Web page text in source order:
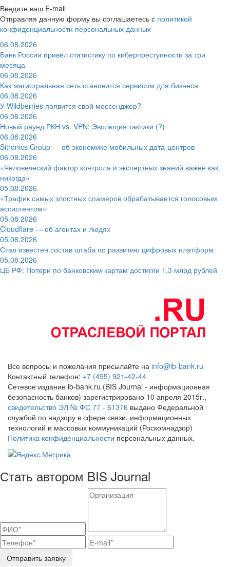
Введите ваш E-mail
Отправляя данную форму вы соглашаетесь с политикой
конфиденциальности персональных данных
06.08.2026
Банк России привёл статистику по киберпреступности за три
месяца
06.08.2026
Как магистральная сеть становится сервисом для бизнеса
06.08.2026
У Wildberries появится свой мессенджер?
06.08.2026
Новый раунд РКН vs. VPN: Эволюция тактики (?)
06.08.2026
Sitronics Group — об экономике мобильных дата-центров
06.08.2026
«Человеческий фактор контроля и экспертных знаний важен как
никогда»
05.08.2026
«Трафик самых злостных спамеров обрабатывается голосовым
ассистентом»
05.08.2026
Cloudflare — об агентах и людях
05.08.2026
Стал известен состав штаба по развитию цифровых платформ
05.08.2026
ЦБ РФ: Потери по банковским картам достигли 1,3 млрд рублей
Все вопросы и пожелания присылайте на info@ib-bank.ru
Контактный телефон: +7 (495) 921-42-44
Сетевое издание ib-bank.ru (BIS Journal - информационная
безопасность банков) зарегистрировано 10 апреля 2015г.,
свидетельство ЭЛ № ФС 77 - 61376 выдано Федеральной
службой по надзору в сфере связи, информационных
технологий и массовых коммуникаций (Роскомнадзор)
Политика конфиденциальности персональных данных.
Стать автором BIS Journal
Отправить заявку